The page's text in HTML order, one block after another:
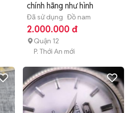
chính hãng như hình
Đã sử dụng Đồ nam
2.000.000 đ
Quận 12
P. Thới An mới